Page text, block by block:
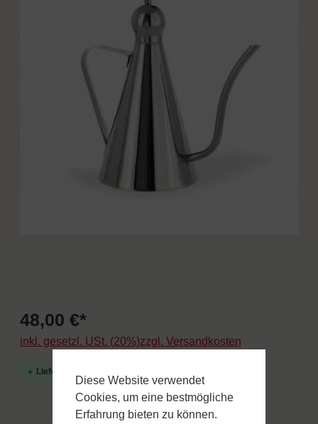
48,00 €*
inkl. gesetzl. USt. (20%)zzgl. Versandkosten
Lieferzeit 3-4 Wochen
Diese Website verwendet
Cookies, um eine bestmögliche
Erfahrung bieten zu können.